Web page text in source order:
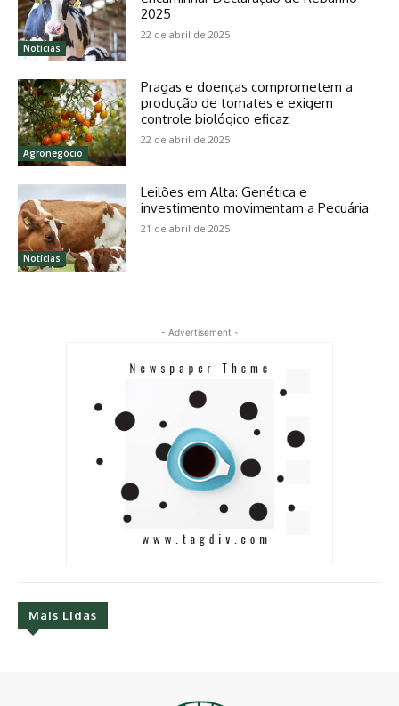
Notícias
2025
22 de abril de 2025
Agronegócio
Pragas e doenças comprometem a
produção de tomates e exigem
controle biológico eficaz
22 de abril de 2025
Notícias
Leilões em Alta: Genética e
investimento movimentam a Pecuária
21 de abril de 2025
- Advertisement -
Mais Lidas